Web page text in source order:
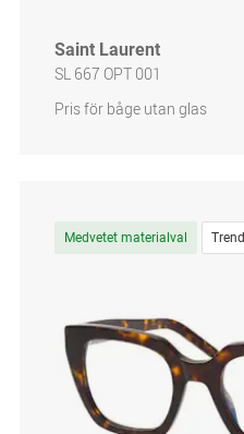
Saint Laurent
SL 667 OPT 001
Pris för båge utan glas
Medvetet materialval Trend